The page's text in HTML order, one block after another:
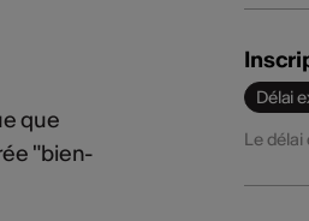
que
"bien-
Délai
Le délai